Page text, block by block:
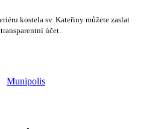
kostela sv. Kateřiny můžete zaslat
účet.
Munipolis